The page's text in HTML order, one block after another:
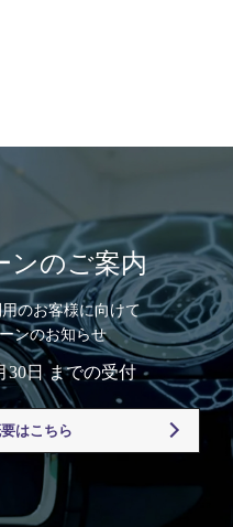
ンのご案内
のお客様に向けて
ンのお知らせ
30日 までの受付
はこちら